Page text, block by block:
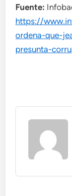
Fuente:
https://
ordena-que-
presunta-